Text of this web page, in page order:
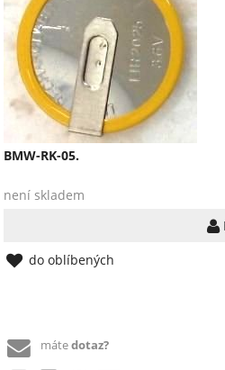
BMW-RK-05.
není skladem
do oblíbených
mátedotaz?